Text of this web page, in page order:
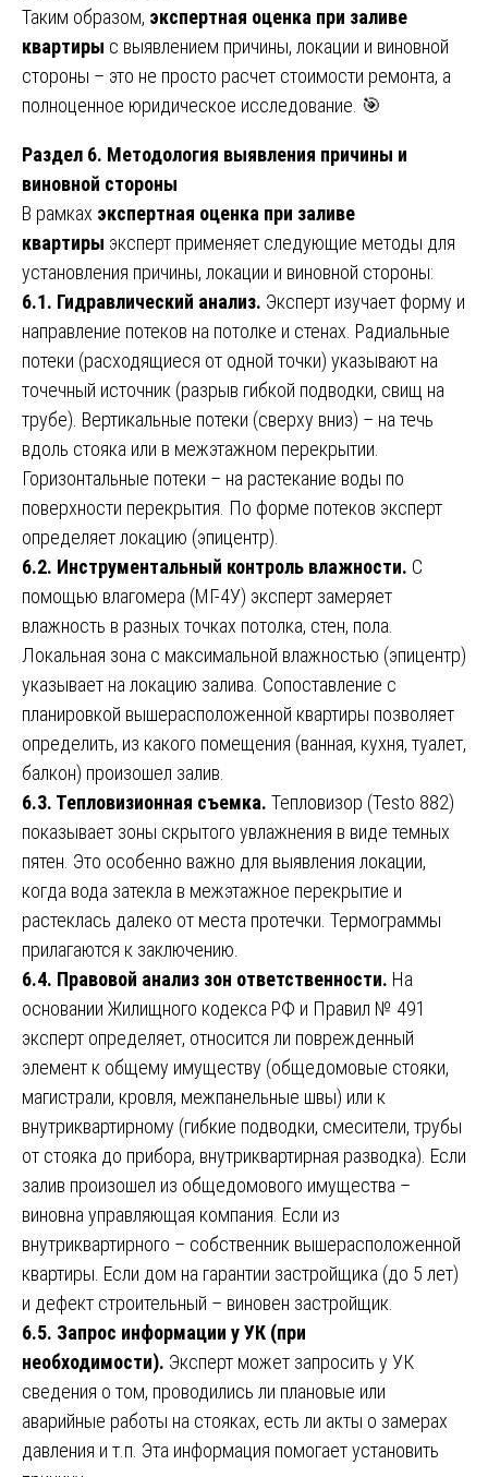
Таким образом, экспертная оценка при заливе
квартиры с выявлением причины, локации и виновной
стороны – это не просто расчет стоимости ремонта, а
полноценное юридическое исследование. 🎯
Раздел 6. Методология выявления причины и
виновной стороны
В рамках экспертная оценка при заливе
квартиры эксперт применяет следующие методы для
установления причины, локации и виновной стороны:
6.1. Гидравлический анализ. Эксперт изучает форму и
направление потеков на потолке и стенах. Радиальные
потеки (расходящиеся от одной точки) указывают на
точечный источник (разрыв гибкой подводки, свищ на
трубе). Вертикальные потеки (сверху вниз) – на течь
вдоль стояка или в межэтажном перекрытии.
Горизонтальные потеки – на растекание воды по
поверхности перекрытия. По форме потеков эксперт
определяет локацию (эпицентр).
6.2. Инструментальный контроль влажности. С
помощью влагомера (МГ-4У) эксперт замеряет
влажность в разных точках потолка, стен, пола.
Локальная зона с максимальной влажностью (эпицентр)
указывает на локацию залива. Сопоставление с
планировкой вышерасположенной квартиры позволяет
определить, из какого помещения (ванная, кухня, туалет,
балкон) произошел залив.
6.3. Тепловизионная съемка. Тепловизор (Testo 882)
показывает зоны скрытого увлажнения в виде темных
пятен. Это особенно важно для выявления локации,
когда вода затекла в межэтажное перекрытие и
растеклась далеко от места протечки. Термограммы
прилагаются к заключению.
6.4. Правовой анализ зон ответственности. На
основании Жилищного кодекса РФ и Правил № 491
эксперт определяет, относится ли поврежденный
элемент к общему имуществу (общедомовые стояки,
магистрали, кровля, межпанельные швы) или к
внутриквартирному (гибкие подводки, смесители, трубы
от стояка до прибора, внутриквартирная разводка). Если
залив произошел из общедомового имущества –
виновна управляющая компания. Если из
внутриквартирного – собственник вышерасположенной
квартиры. Если дом на гарантии застройщика (до 5 лет)
и дефект строительный – виновен застройщик.
6.5. Запрос информации у УК (при
необходимости). Эксперт может запросить у УК
сведения о том, проводились ли плановые или
аварийные работы на стояках, есть ли акты о замерах
давления и т.п. Эта информация помогает установить